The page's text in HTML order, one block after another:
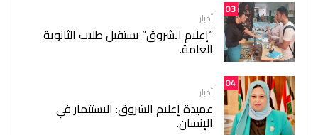
03
أخبار
“إعلام الشروق” يستقبل طلاب الثانوية
العامة.
04
أخبار
عميدة إعلام الشروق: الاستثمار في
الإنسان.